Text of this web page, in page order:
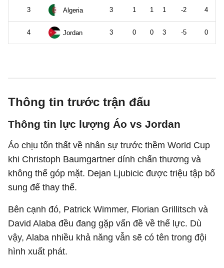
Thông tin trước trận đấu
Thông tin lực lượng Áo vs Jordan
Áo chịu tổn thất về nhân sự trước thềm World Cup
khi Christoph Baumgartner dính chấn thương và
không thể góp mặt. Dejan Ljubicic được triệu tập bổ
sung để thay thế.
Bên cạnh đó, Patrick Wimmer, Florian Grillitsch và
David Alaba đều đang gặp vấn đề về thể lực. Dù
vậy, Alaba nhiều khả năng vẫn sẽ có tên trong đội
hình xuất phát.